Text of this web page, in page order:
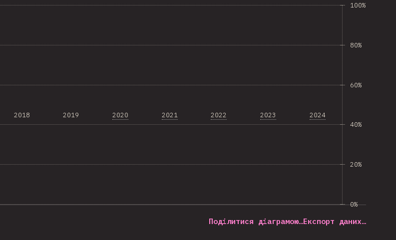
2018 2019 2020 2021 2022 2023 2024
0%
20%
40%
60%
80%
100%
Поділитися діаграмою…Експорт даних…